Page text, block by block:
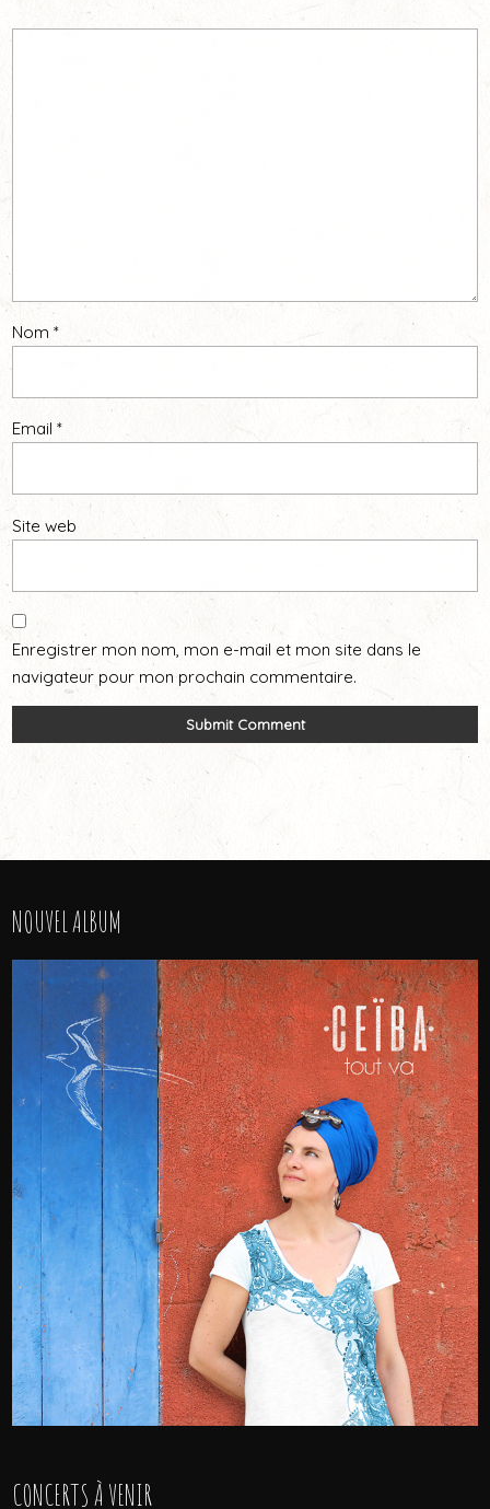
Nom*
Email*
Site web
Enregistrer mon nom, mon e-mail et mon site dans le
navigateur pour mon prochain commentaire.
NOUVEL ALBUM
CONCERTS À VENIR